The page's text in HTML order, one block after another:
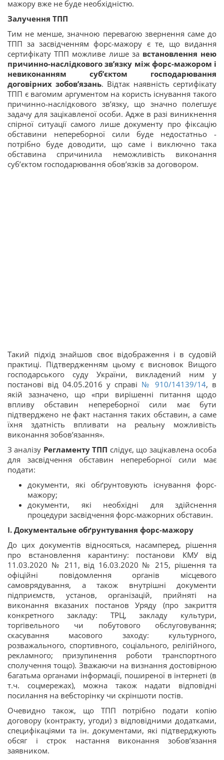
мажору вже не буде необхідністю.
Залучення ТПП
Тим не менше, значною перевагою звернення саме до
ТПП за засвідченням форс-мажору є те, що видання
сертифікату ТПП можливе лише за встановлення нею
причинно-наслідкового зв’язку між форс-мажором і
невиконанням суб’єктом господарювання
договірних зобов’язань. Відтак наявність сертифікату
ТПП є вагомим аргументом на користь існування такого
причинно-наслідкового зв’язку, що значно полегшує
задачу для зацікавленої особи. Адже в разі виникнення
спірної ситуації самого лише документу про фіксацію
обставини непереборної сили буде недостатньо -
потрібно буде доводити, що саме і виключно така
обставина спричинила неможливість виконання
суб’єктом господарювання обов’язків за договором.
Такий підхід знайшов своє відображення і в судовій
практиці. Підтвердженням цьому є висновок Вищого
господарського суду України, викладений ним у
постанові від 04.05.2016 у справі № 910/14139/14, в
якій зазначено, що «при вирішенні питання щодо
впливу обставин непереборної сили має бути
підтверджено не факт настання таких обставин, а саме
їхня здатність впливати на реальну можливість
виконання зобов’язання».
З аналізу Регламенту ТПП слідує, що зацікавлена особа
для засвідчення обставин непереборної сили має
подати:
документи, які обґрунтовують існування форс-
мажору;
документи, які необхідні для здійснення
процедури засвідчення форс-мажорних обставин.
І. Документальне обґрунтування форс-мажору
До цих документів відносяться, насамперед, рішення
про встановлення карантину: постанови КМУ від
11.03.2020 № 211, від 16.03.2020 № 215, рішення та
офіційні повідомлення органів місцевого
самоврядування, а також внутрішні документи
підприємств, установ, організацій, прийняті на
виконання вказаних постанов Уряду (про закриття
конкретного закладу: ТРЦ, закладу культури,
торгівельного чи побутового обслуговування;
скасування масового заходу: культурного,
розважального, спортивного, соціального, релігійного,
рекламного; призупинення роботи транспортного
сполучення тощо). Зважаючи на визнання достовірною
багатьма органами інформації, поширеної в інтернеті (в
т.ч. соцмережах), можна також надати відповідні
посилання на вебсторінку чи скріншоти постів.
Очевидно також, що ТПП потрібно подати копію
договору (контракту, угоди) з відповідними додатками,
специфікаціями та ін. документами, які підтверджують
обсяг і строк настання виконання зобов’язання
заявником.